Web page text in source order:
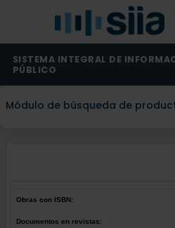
SISTEMA INTEGRAL DE
PÚBLICO
Módulo de búsqueda de
Obras con ISBN:
Documentos en revistas: